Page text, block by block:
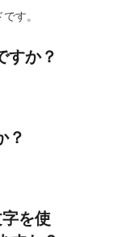
す。
すか？
？
字を使